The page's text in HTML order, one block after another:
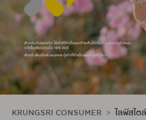
KRUNGSRI CONSUMER ไลฟ์สไตล์